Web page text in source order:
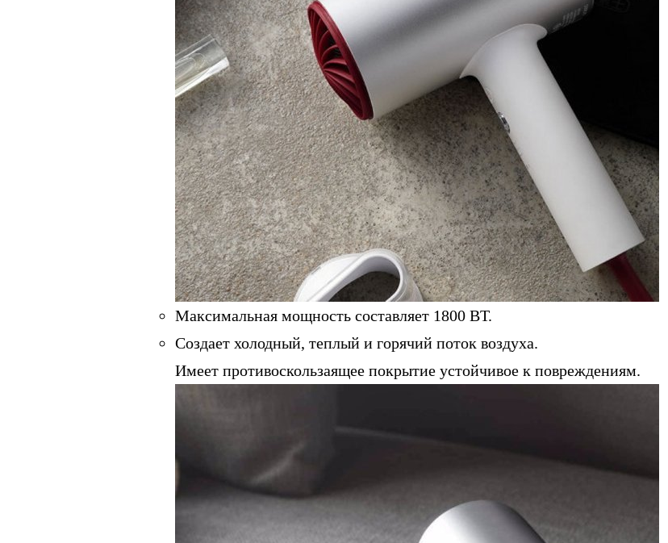
Максимальная мощность составляет 1800 ВТ.
Создает холодный, теплый и горячий поток воздуха.
Имеет противоскользаящее покрытие устойчивое к повреждениям.